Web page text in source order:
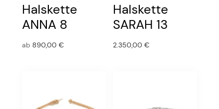
Halskette
ANNA 8
ab 890,00 €
Halskette
SARAH 13
2.350,00€